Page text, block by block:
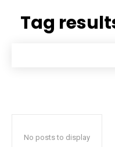
Tag
No posts to display